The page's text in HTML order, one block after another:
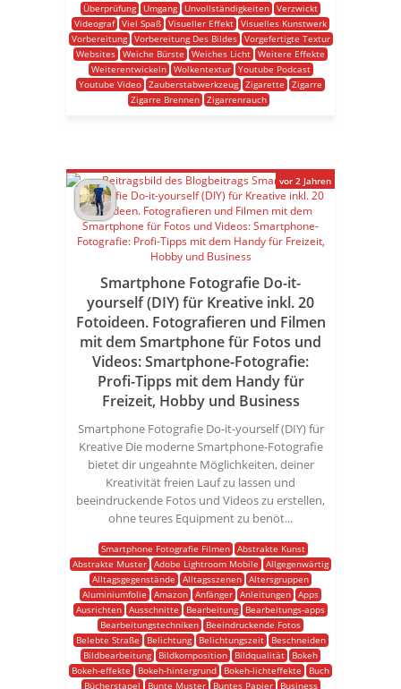
Überprüfung
Umgang Unvollständigkeiten Verzwickt
Videograf Viel Spaß Visueller Effekt Visuelles Kunstwerk
Vorbereitung
Vorbereitung Des Bildes
Vorgefertigte Textur
Websites Weiche Bürste Weiches Licht Weitere Effekte
Weiterentwickeln
Wolkentextur
Youtube Podcast
Youtube Video Zauberstabwerkzeug Zigarette
Zigarre
Zigarre Brennen
Zigarrenrauch
Smartphone Fotografie Do-it-
yourself (DIY) für Kreative inkl. 20
Fotoideen. Fotografieren und Filmen
mit dem Smartphone für Fotos und
Videos: Smartphone-Fotografie:
Profi-Tipps mit dem Handy für
Freizeit, Hobby und Business
Smartphone Fotografie Do-it-yourself (DIY) für
Kreative Die moderne Smartphone-Fotografie
bietet dir ungeahnte Möglichkeiten, deiner
Kreativität freien Lauf zu lassen und
beeindruckende Fotos und Videos zu erstellen,
ohne teures Equipment zu benöt...
Smartphone Fotografie Filmen
Abstrakte Kunst
Abstrakte Muster Adobe Lightroom Mobile
Allgegenwärtig
Alltagsgegenstände
Alltagsszenen Altersgruppen
Aluminiumfolie
Amazon Anfänger Anleitungen Apps
Ausrichten Ausschnitte Bearbeitung
Bearbeitungs-apps
Bearbeitungstechniken
Beeindruckende Fotos
Belebte Straße
Belichtung Belichtungszeit
Beschneiden
Bildbearbeitung
Bildkomposition Bildqualität
Bokeh
Bokeh-effekte
Bokeh-hintergrund Bokeh-lichteffekte
Buch
Bücherstapel
Bunte Muster Buntes Papier Business
vor 2 Jahren